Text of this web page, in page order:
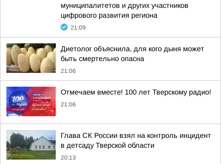
муниципалитетов и других участников
цифрового развития региона
21:09
Диетолог объяснила, для кого дыня может
быть смертельно опасна
21:06
Отмечаем вместе! 100 лет Тверскому радио!
21:06
Глава СК России взял на контроль инцидент
в детсаду Тверской области
20:13